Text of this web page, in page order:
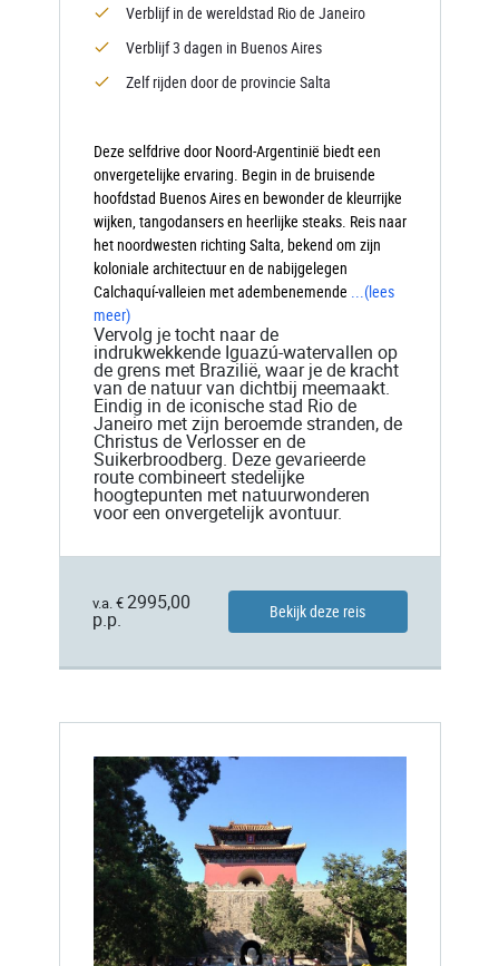
Verblijf in de wereldstad Rio de Janeiro
Verblijf 3 dagen in Buenos Aires
Zelf rijden door de provincie Salta
Deze selfdrive door Noord-Argentinië biedt een
onvergetelijke ervaring. Begin in de bruisende
hoofdstad Buenos Aires en bewonder de kleurrijke
wijken, tangodansers en heerlijke steaks. Reis naar
het noordwesten richting Salta, bekend om zijn
koloniale architectuur en de nabijgelegen
Calchaquí-valleien met adembenemende ...(lees
meer)
Vervolg je tocht naar de
indrukwekkende Iguazú-watervallen op
de grens met Brazilië, waar je de kracht
van de natuur van dichtbij meemaakt.
Eindig in de iconische stad Rio de
Janeiro met zijn beroemde stranden, de
Christus de Verlosser en de
Suikerbroodberg. Deze gevarieerde
route combineert stedelijke
hoogtepunten met natuurwonderen
voor een onvergetelijk avontuur.
v.a. € 2995,00
p.p.
Bekijk deze reis